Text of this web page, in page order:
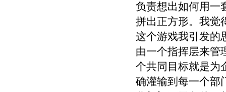
负责想出如何用一
拼出正方形。我觉
这个游戏我引发的
由一个指挥层来管
个共同目标就是为
确灌输到每一个部